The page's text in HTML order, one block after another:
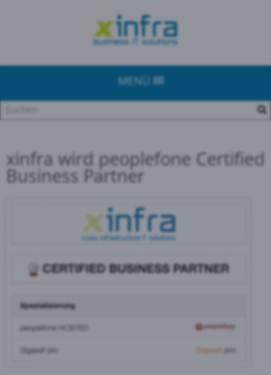
MENÜ
xinfra wird peoplefone Certified
Business Partner